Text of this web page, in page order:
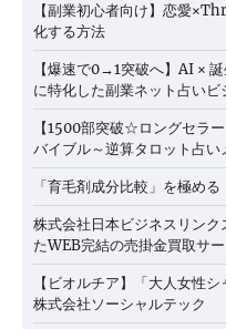
【副業初心者向け】恋愛
化する方法
【爆速で0→1突破へ】AI ×
に特化した副業ネット占いビ
【1500部突破☆ロングセラ
バイブル～逆算タロット占い
「育毛剤成分比較」を極める
株式会社日本ビジネスリン
たWEB完結の売掛金買取サ
【ビオルチア】「大人女性
株式会社ソーシャルテック